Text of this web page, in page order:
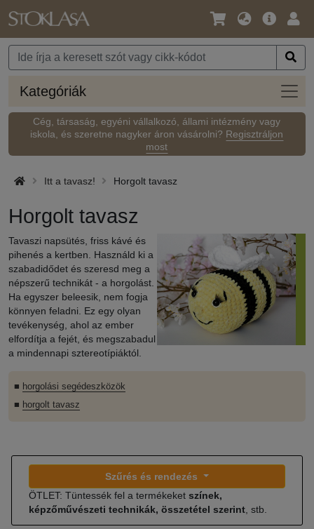
Nyelv
Pénznem
Fő
Kategóriák
Cég, társaság, egyéni vállalkozó, állami intézmény vagy
iskola, és szeretne nagyker áron vásárolni? Regisztráljon
most
Itt a tavasz! Horgolt tavasz
Horgolt tavasz
Tavaszi napsütés, friss kávé és
pihenés a kertben. Használd ki a
szabadidődet és szeresd meg a
népszerű technikát - a horgolást.
Ha egyszer beleesik, nem fogja
könnyen feladni. Ez egy olyan
tevékenység, ahol az ember
elfordítja a fejét, és megszabadul
a mindennapi sztereotípiáktól.
■ horgolási segédeszközök
■ horgolt tavasz
Szűrés és rendezés
ÖTLET: Tüntessék fel a termékeket színek,
képzőművészeti technikák, összetétel szerint , stb.